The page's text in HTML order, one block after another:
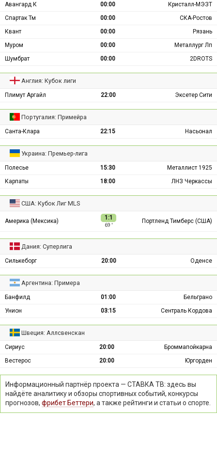
Авангард К
00:00
Кристалл-МЭЗТ
Спартак Тм
00:00
СКА-Ростов
Квант
00:00
Рязань
Муром
00:00
Металлург Лп
Шумбрат
00:00 2DROTS
Англия: Кубок лиги
Плимут Аргайл 22:00 Эксетер Сити
Португалия: Примейра
Санта-Клара 22:15 Насьонал
Украина: Премьер-лига
Полесье 15:30
Металлист 1925
Карпаты
18:00 ЛНЗ Черкассы
США: Кубок Лиг MLS
Америка (Мексика) 1:1
69 ′
Портленд Тимберс (США)
Дания: Суперлига
Силькеборг 20:00 Оденсе
Аргентина: Примера
Банфилд 01:00
Бельграно
Унион
03:15 Сентраль Кордова
Швеция: Аллсвенскан
Сириус 20:00
Броммапойкарна
Вестерос
20:00 Юргорден
Информационный партнёр проекта — СТАВКА ТВ: здесь вы
найдёте аналитику и обзоры спортивных событий, конкурсы
прогнозов, фрибет Беттери, а также рейтинги и статьи о спорте.